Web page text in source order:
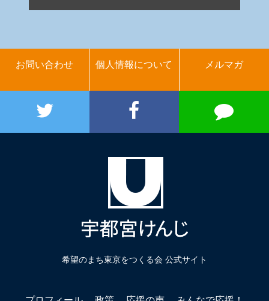
お問い合わせ 個人情報について メルマガ
希望のまち東京をつくる会 公式サイト